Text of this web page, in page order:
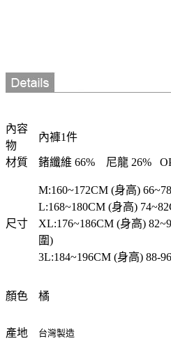
內容
物
內褲1件
材質 鍺纖維 66% 尼龍 26%
尺寸
M:160~172CM (身高)
L:168~180CM (身高)
XL:176~186CM (身高)
圍)
3L:184~196CM (身高) 88-
顏色 橘
產地 台灣製造